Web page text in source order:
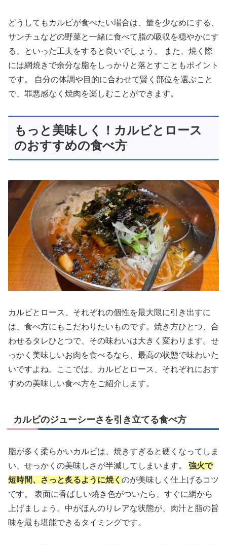
どうしてもカルビが食べたい場合は、量を少なめにする、
サンチュなどの野菜と一緒に食べて脂の吸収を穏やかにす
る、といった工夫をすると良いでしょう。 また、焼く際
には網焼きで余分な脂をしっかりと落とすこともポイント
です。 自分の体調や目的に合わせて賢く部位を選ぶこと
で、罪悪感なく焼肉を楽しむことができます。
もっと美味しく！カルビとロース
のおすすめの食べ方
カルビとロース、それぞれの個性を最大限に引き出すに
は、食べ方にもこだわりたいものです。焼き方ひとつ、合
わせるタレひとつで、その味わいは大きく変わります。せ
っかく美味しいお肉を食べるなら、最高の状態で味わいた
いですよね。ここでは、カルビとロース、それぞれにおす
すめの美味しい食べ方をご紹介します。
カルビのジューシーさを引き立てる食べ方
脂が多く柔らかいカルビは、焼きすぎると硬くなってしま
い、せっかくの美味しさが半減してしまいます。 強火で
短時間、さっと炙るように焼く のが美味しく仕上げるコツ
です。 表面に香ばしい焼き色がついたら、すぐに網から
上げましょう。中がほんのりレアな状態が、肉汁と脂の旨
味を最も堪能できるタイミングです。